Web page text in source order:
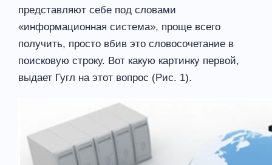
представляют себе под словами
«информационная система», проще всего
получить, просто вбив это словосочетание в
поисковую строку. Вот какую картинку первой,
выдает Гугл на этот вопрос (Рис. 1).